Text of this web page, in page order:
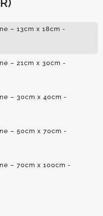
– 13cm x 18cm -
– 21cm x 30cm -
– 30cm x 40cm -
– 50cm x 70cm -
– 70cm x 100cm -